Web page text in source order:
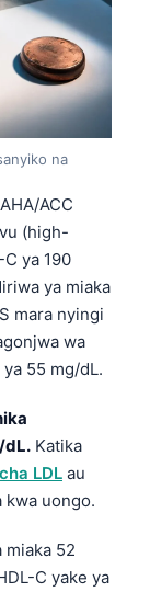
na
ACC
(high-
ya 190
ya miaka
mara nyingi
wa
55 mg/dL.
dL. Katika
LDL au
kwa uongo.
52
C yake ya